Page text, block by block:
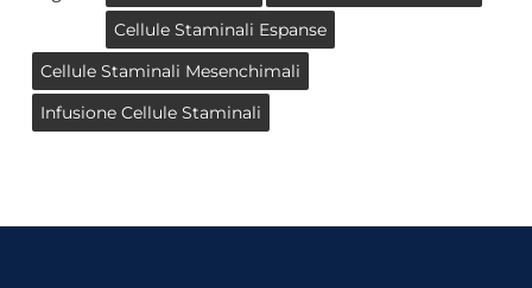
Cellule Staminali Espanse
Cellule Staminali Mesenchimali
Infusione Cellule Staminali